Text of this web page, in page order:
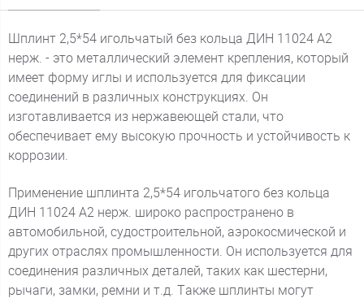
Шплинт 2,5*54 игольчатый без кольца ДИН 11024 А2
нерж. - это металлический элемент крепления, который
имеет форму иглы и используется для фиксации
соединений в различных конструкциях. Он
изготавливается из нержавеющей стали, что
обеспечивает ему высокую прочность и устойчивость к
коррозии.
Применение шплинта 2,5*54 игольчатого без кольца
ДИН 11024 А2 нерж. широко распространено в
автомобильной, судостроительной, аэрокосмической и
других отраслях промышленности. Он используется для
соединения различных деталей, таких как шестерни,
рычаги, замки, ремни и т.д. Также шплинты могут